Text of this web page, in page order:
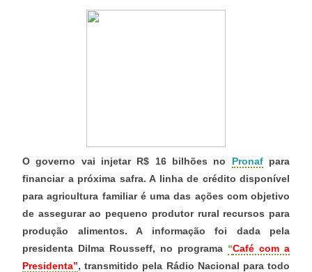
O governo vai injetar R$ 16 bilhões no Pronaf para
financiar a próxima safra. A linha de crédito disponível
para agricultura familiar é uma das ações com objetivo
de assegurar ao pequeno produtor rural recursos para
produção alimentos. A informação foi dada pela
presidenta Dilma Rousseff, no programa “Café com a
Presidenta”, transmitido pela Rádio Nacional para todo